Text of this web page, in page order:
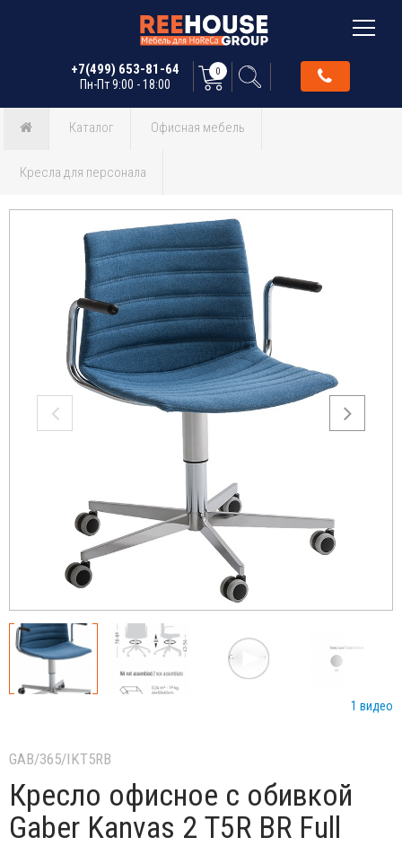
+7(499) 653-81-64
Пн-Пт 9:00 - 18:00
0
Каталог Офисная мебель
Кресла для персонала
1 видео
GAB/365/IKT5RB
Кресло офисное с обивкой
Gaber Kanvas 2 T5R BR Full